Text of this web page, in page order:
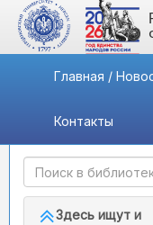
Главная /
Контакты
Быстрый доступ
Здесь ищут и